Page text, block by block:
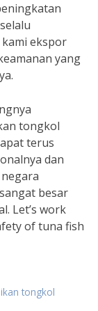
ekspor
yang
tongkol
terus
dan
besar
Let’s work
of tuna fish
tongkol